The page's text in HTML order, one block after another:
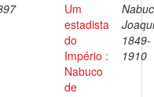
Um
estadista
do
Império :
Nabuco
de
1849-
1910